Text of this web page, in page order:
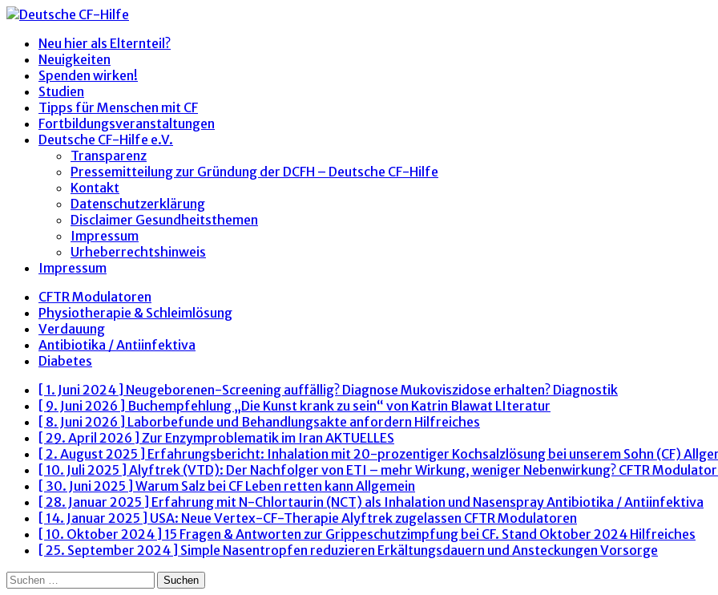
Neu hier als Elternteil?
Neuigkeiten
Spenden wirken!
Studien
Tipps für Menschen mit CF
Fortbildungsveranstaltungen
Deutsche CF-Hilfe e.V.
Transparenz
Pressemitteilung zur Gründung der DCFH – Deutsche CF-Hilfe
Kontakt
Datenschutzerklärung
Disclaimer Gesundheitsthemen
Impressum
Urheberrechtshinweis
Impressum
CFTR Modulatoren
Physiotherapie & Schleimlösung
Verdauung
Antibiotika / Antiinfektiva
Diabetes
[ 1. Juni 2024 ] Neugeborenen-Screening auffällig? Diagnose Mukoviszidose erhalten? Diagnostik
[ 9. Juni 2026 ] Buchempfehlung „Die Kunst krank zu sein“ von Katrin Blawat LIteratur
[ 8. Juni 2026 ] Laborbefunde und Behandlungsakte anfordern Hilfreiches
[ 29. April 2026 ] Zur Enzymproblematik im Iran AKTUELLES
[ 2. August 2025 ] Erfahrungsbericht: Inhalation mit 20-prozentiger Kochsalzlösung bei unserem Sohn (CF)
[ 10. Juli 2025 ] Alyftrek (VTD): Der Nachfolger von ETI – mehr Wirkung, weniger Nebenwirkung? CFTR
[ 30. Juni 2025 ] Warum Salz bei CF Leben retten kann Allgemein
[ 28. Januar 2025 ] Erfahrung mit N-Chlortaurin (NCT) als Inhalation und NasensprayAntibiotika / Antiinfektiva
[ 14. Januar 2025 ] USA: Neue Vertex-CF-Therapie Alyftrek zugelassen CFTR Modulatoren
[ 10. Oktober 2024 ] 15 Fragen & Antworten zur Grippeschutzimpfung bei CF. Stand Oktober 2024 Hilfreiches
[ 25. September 2024 ] Simple Nasentropfen reduzieren Erkältungsdauern und Ansteckungen Vorsorge
Suchen